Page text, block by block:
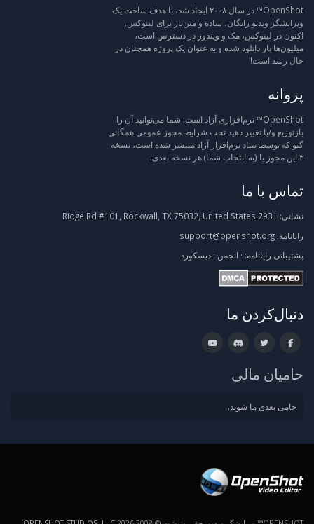
OpenShot™ در سال ۲۰۰۸ ایجاد شد، با هدف ساخت یک
ویرایشگر ویدیو رایگان، ساده و متن‌باز برای لینوکس.
اکنون در لینوکس، مک و ویندوز در دسترس است،
میلیون‌ها بار دانلود شده و به عنوان یک پروژه همچنان در
حال رشد است!
پروانه
OpenShot™ نرم‌افزاری آزاد است: شما می‌توانید آن را
بازتوزیع و/یا تغییر دهید تحت شرایط مجوز عمومی همگانی
گنو که توسط بنیاد نرم‌افزار آزاد منتشر شده است، نسخه
۳ این مجوز یا (به انتخاب شما) هر نسخه بعدی.
تماس با ما
نشانی:
رایانامه: support@openshot.org
پشتیبانی رایانامه: · انجمن · دیسکورد
دنبال‌کردن ما
حامیان مالی
حامی بعدی ما شوید.